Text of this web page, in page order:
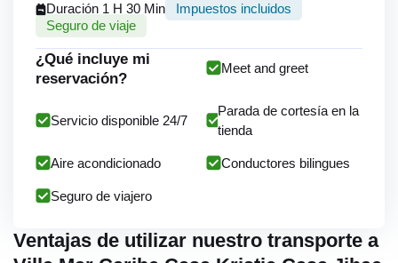
Duración 1 H 30 Min
Impuestos incluidos
Seguro de viaje
¿Qué incluye mi
reservación?
Meet and greet
Servicio disponible 24/7
Parada de cortesía en la
tienda
Aire acondicionado Conductores bilingues
Seguro de viajero
Ventajas de utilizar nuestro transporte a